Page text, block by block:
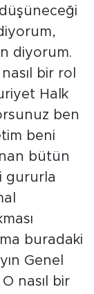
diyorum.
bir rol
Halk
ben
beni
bütün
gururla
buradaki
Genel
O nasıl bir